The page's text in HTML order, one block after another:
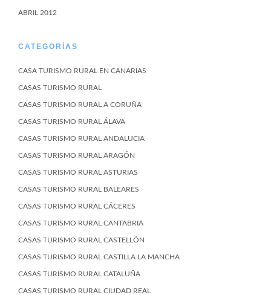
ABRIL 2012
CATEGORÍAS
CASA TURISMO RURAL EN CANARIAS
CASAS TURISMO RURAL
CASAS TURISMO RURAL A CORUÑA
CASAS TURISMO RURAL ÁLAVA
CASAS TURISMO RURAL ANDALUCIA
CASAS TURISMO RURAL ARAGÓN
CASAS TURISMO RURAL ASTURIAS
CASAS TURISMO RURAL BALEARES
CASAS TURISMO RURAL CÁCERES
CASAS TURISMO RURAL CANTABRIA
CASAS TURISMO RURAL CASTELLÓN
CASAS TURISMO RURAL CASTILLA LA MANCHA
CASAS TURISMO RURAL CATALUÑA
CASAS TURISMO RURAL CIUDAD REAL